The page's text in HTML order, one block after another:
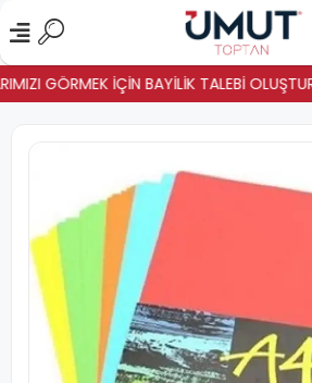
GÖRMEK İÇİN BAYİLİK TALEBİ